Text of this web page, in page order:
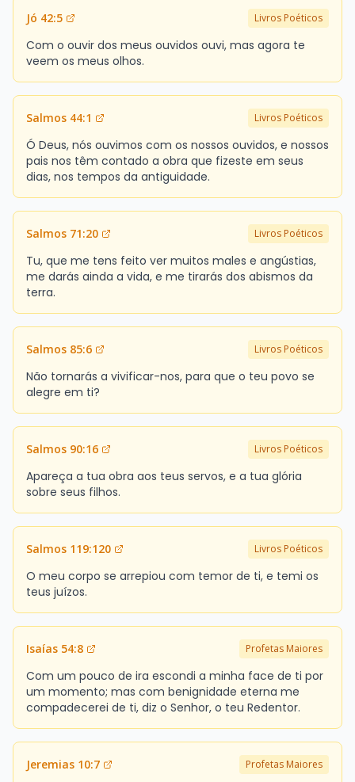
Jó 42:5 Livros Poéticos
Com o ouvir dos meus ouvidos ouvi, mas agora te
veem os meus olhos.
Salmos 44:1 Livros Poéticos
Ó Deus, nós ouvimos com os nossos ouvidos, e nossos
pais nos têm contado a obra que fizeste em seus
dias, nos tempos da antiguidade.
Salmos 71:20 Livros Poéticos
Tu, que me tens feito ver muitos males e angústias,
me darás ainda a vida, e me tirarás dos abismos da
terra.
Salmos 85:6 Livros Poéticos
Não tornarás a vivificar-nos, para que o teu povo se
alegre em ti?
Salmos 90:16 Livros Poéticos
Apareça a tua obra aos teus servos, e a tua glória
sobre seus filhos.
Salmos 119:120 Livros Poéticos
O meu corpo se arrepiou com temor de ti, e temi os
teus juízos.
Isaías 54:8 Profetas Maiores
Com um pouco de ira escondi a minha face de ti por
um momento; mas com benignidade eterna me
compadecerei de ti, diz o Senhor, o teu Redentor.
Jeremias 10:7 Profetas Maiores